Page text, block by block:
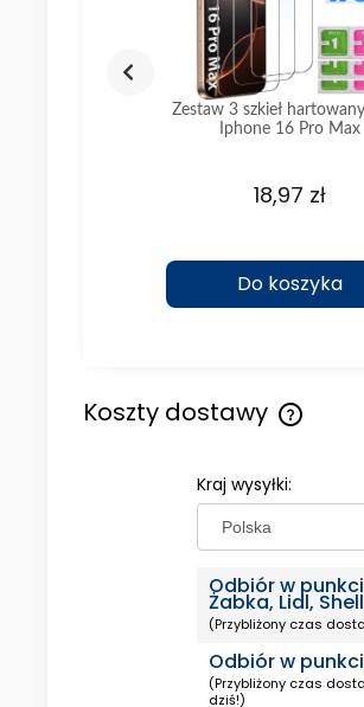
Zestaw 3 szkieł
Iphone 16 Pro Max
18,97 zł
Do koszyka
Koszty dostawy
Kraj wysyłki:
Odbiór w
Żabka, Lidl, Shell
(Przybliżony czas
Odbiór w
(Przybliżony czas
dziś!)